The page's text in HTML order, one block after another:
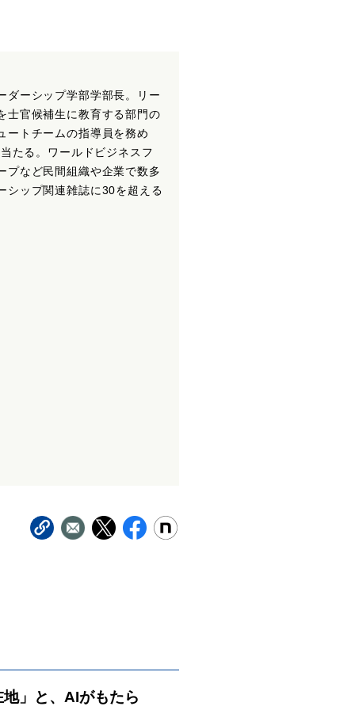
ダーシップ学部学部長。リー
士官候補生に教育する部門の
ートチームの指導員を務め
たる。ワールドビジネスフ
プなど民間組織や企業で数多
シップ関連雑誌に30を超える
」と、AIがもたら